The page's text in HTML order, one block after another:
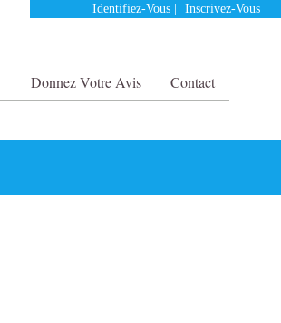
Identifiez-Vous Inscrivez-Vous
Donnez Votre Avis Contact